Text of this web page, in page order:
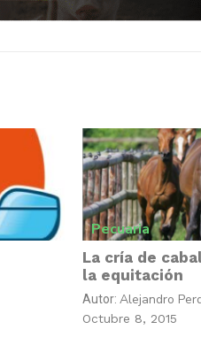
Pecuaria
La cría de
la equitación
Autor: Alejandro
Octubre 8, 2015